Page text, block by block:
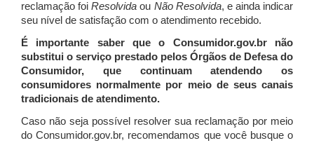
reclamação foiResolvida ou Não Resolvida, e ainda indicar
seu nível de satisfação com o atendimento recebido.
É importante saber que o Consumidor.gov.br não
substitui o serviço prestado pelos Órgãos de Defesa do
Consumidor, que continuam atendendo os
consumidores normalmente por meio de seus canais
tradicionais de atendimento.
Caso não seja possível resolver sua reclamação por meio
do Consumidor.gov.br, recomendamos que você busque o